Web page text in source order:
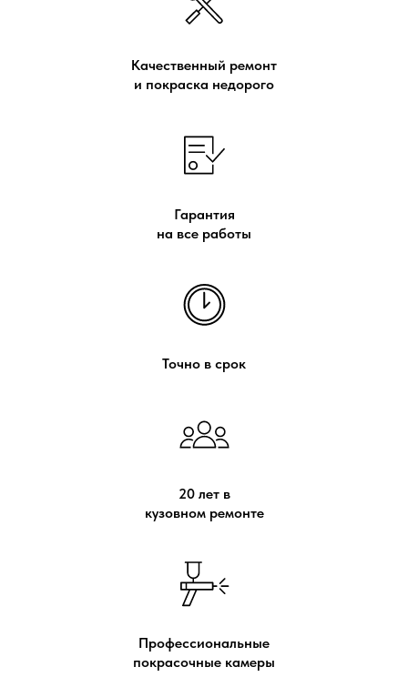
Качественный ремонт
и покраска недорого
Гарантия
на все работы
Точно в срок
20 лет в
кузовном ремонте
Профессиональные
покрасочные камеры